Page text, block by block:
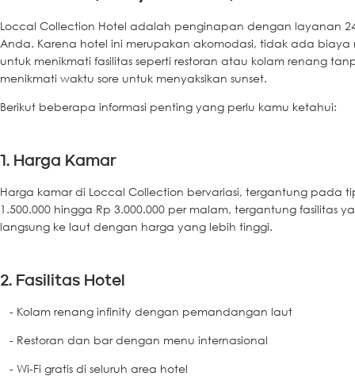
Loccal Collection Hotel adalah penginapan dengan layanan
Anda. Karena hotel ini merupakan akomodasi, tidak ada
untuk menikmati fasilitas seperti restoran atau kolam renang
menikmati waktu sore untuk menyaksikan sunset.
Berikut beberapa informasi penting yang perlu kamu ketahui:
1. Harga Kamar
Harga kamar di Loccal Collection bervariasi, tergantung pada
1.500.000 hingga Rp 3.000.000 per malam, tergantung
langsung ke laut dengan harga yang lebih tinggi.
2. Fasilitas Hotel
- Kolam renang infinity dengan pemandangan laut
- Restoran dan bar dengan menu internasional
- Wi-Fi gratis di seluruh area hotel